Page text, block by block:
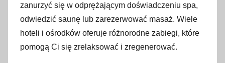
zanurzyć się w odprężającym doświadczeniu spa,
odwiedzić saunę lub zarezerwować masaż. Wiele
hoteli i ośrodków oferuje różnorodne zabiegi, które
pomogą Ci się zrelaksować i zregenerować.